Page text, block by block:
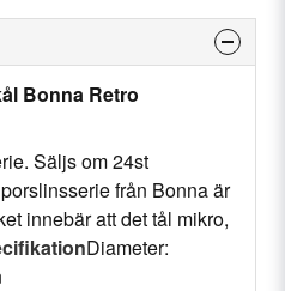
Bonna Retro
Säljs om 24st
från Bonna är
innebär att det tål mikro,
Diameter: